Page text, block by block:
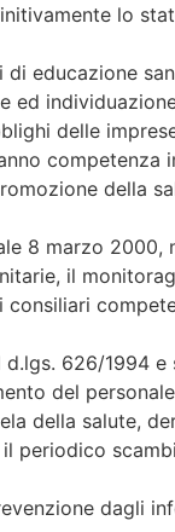
lo
di educazione
delle
competenza
della
8 marzo
il
626/1994
del
della salute,
periodico
dagli